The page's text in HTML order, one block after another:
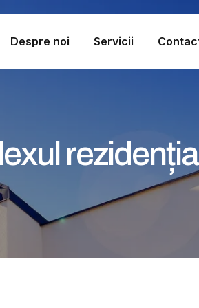
Despre noi Servicii